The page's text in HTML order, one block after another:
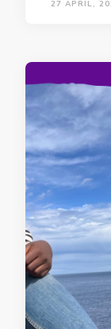
27 APRIL,